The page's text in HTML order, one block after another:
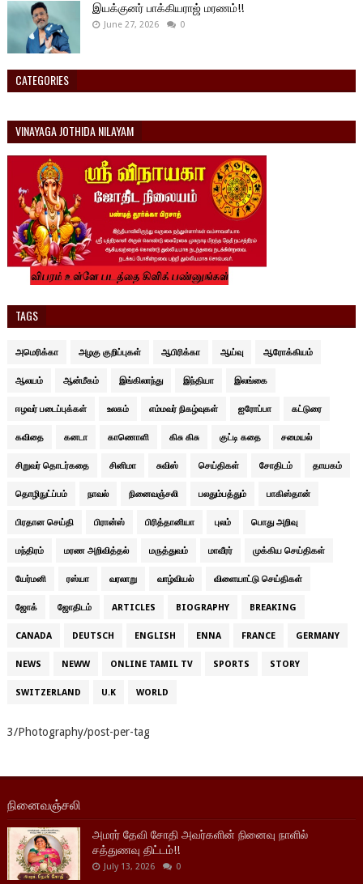
இயக்குனர் பாக்கியராஜ் மரணம்!!
June 27, 2026 0
CATEGORIES
VINAYAGA JOTHIDA NILAYAM
TAGS
அமெரிக்கா அழகு குறிப்புகள் ஆபிரிக்கா ஆய்வு ஆரோக்கியம்
ஆலயம் ஆன்மீகம் இங்கிலாந்து இந்தியா இலங்கை
ஈழவர் படைப்புக்கள் உலகம் எம்மவர் நிகழ்வுகள் ஐரோப்பா கட்டுரை
கவிதை கனடா காணொளி கிசு கிசு குட்டி கதை சமையல்
சிறுவர் தொடர்கதை சினிமா சுவிஸ் செய்திகள் சோதிடம் தாயகம்
தொழிநுட்ப்பம் நாவல் நினைவஞ்சலி பலதும்பத்தும் பாகிஸ்தான்
பிரதான செய்தி பிரான்ஸ் பிரித்தானியா புலம் பொது அறிவு
மந்திரம் மரண அறிவித்தல் மருத்துவம் மாவீரர் முக்கிய செய்திகள்
யேர்மனி ரஸ்யா வரலாறு வாழ்வியல் விளையாட்டு செய்திகள்
ஜோக் ஜோதிடம் ARTICLES BIOGRAPHY BREAKING
CANADA DEUTSCH ENGLISH ENNA FRANCE GERMANY
NEWS NEWW ONLINE TAMIL TV SPORTS STORY
SWITZERLAND U.K WORLD
3/Photography/post-per-tag
நினைவஞ்சலி
அமரர் தேவி சோதி அவர்களின் நினைவு நாளில்
சத்துணவு திட்டம்!!
July 13, 2026 0